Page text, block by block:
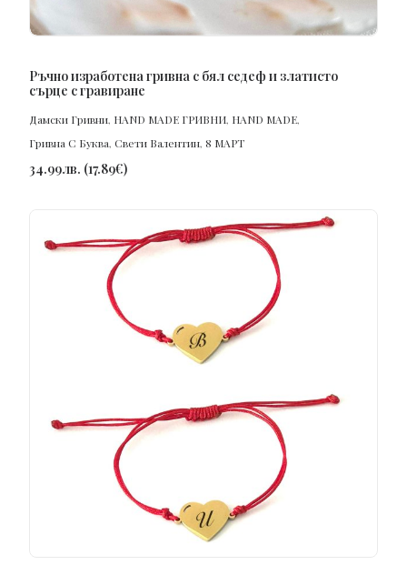
ПОРЪЧАЙ
Ръчно изработена гривна с бял седеф и златисто
сърце с гравиране
Дамски Гривни, HAND MADE ГРИВНИ, HAND MADE,
Гривна С Буква, Свети Валентин, 8 МАРТ
34.99лв. (17.89€)